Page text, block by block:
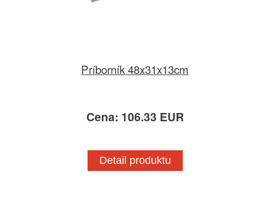
Príborník 48x31x13cm
Cena: 106.33 EUR
Detail produktu